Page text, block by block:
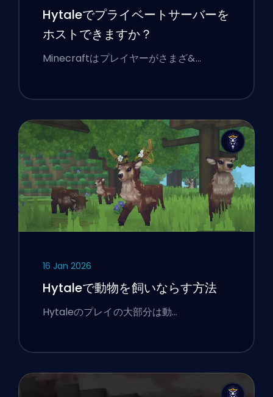
Hytaleでプライベートサーバーを
ホストできますか？
Minecraftはプレイヤーがさまざ&…
16 Jan 2026
Hytaleで動物を飼いならす方法
Hytaleのプレイの大部分は動…